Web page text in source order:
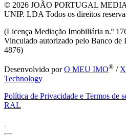
© 2026 JOÃO PORTUGAL
UNIP. LDA Todos os direitos
(Licença Mediação Imobiliária n.º
Vinculado autorizado pelo Banco de
4876)
Desenvolvido porO MEU IMO® /
Technology
Política de Privacidade e Termos de
RAL